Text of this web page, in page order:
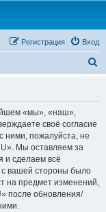
Вход
Регистрация
«мы», «наш»,
своё согласие
ними, пожалуйста, не
Мы оставляем за
и сделаем всё
с вашей стороны было
на предмет изменений,
после обновления/